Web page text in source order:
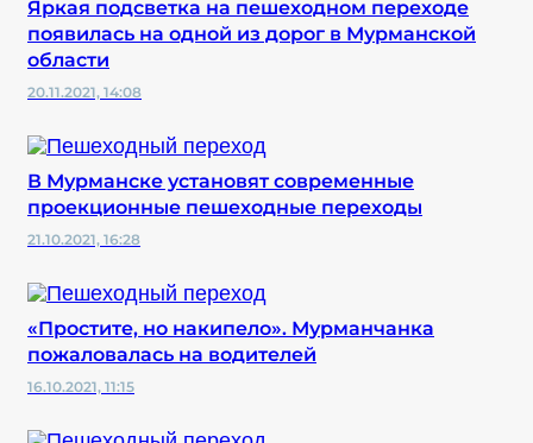
Яркая подсветка на пешеходном переходе
появилась на одной из дорог в Мурманской
области
20.11.2021, 14:08
В Мурманске установят современные
проекционные пешеходные переходы
21.10.2021, 16:28
«Простите, но накипело». Мурманчанка
пожаловалась на водителей
16.10.2021, 11:15